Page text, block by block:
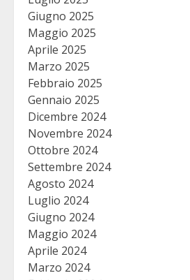
Giugno 2025
Maggio 2025
Aprile 2025
Marzo 2025
Febbraio 2025
Gennaio 2025
Dicembre 2024
Novembre 2024
Ottobre 2024
Settembre 2024
Agosto 2024
Luglio 2024
Giugno 2024
Maggio 2024
Aprile 2024
Marzo 2024